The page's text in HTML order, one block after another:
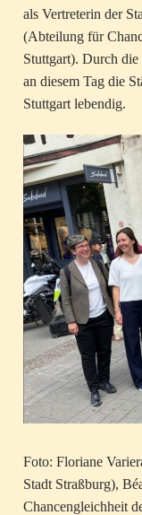
als Vertreterin der
(Abteilung für
Stuttgart). Durch die
an diesem Tag die
Stuttgart lebendig.
Foto: Floriane
Stadt Straßburg),
Chancengleichheit